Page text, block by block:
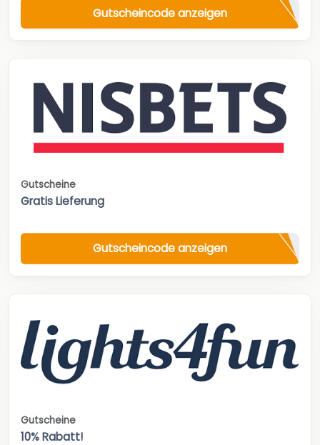
Gutscheincode anzeigen
Gutscheine
Gratis Lieferung
Gutscheincode anzeigen
Gutscheine
10% Rabatt!